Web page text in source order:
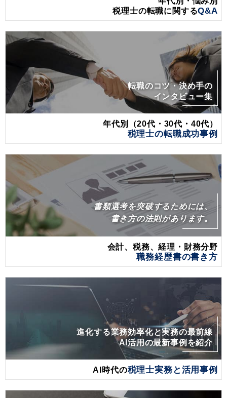
税理士の転職に関するQ&A
転職のコツ・決め手の
インタビュー集
年代別（20代・30代・40代）
税理士の転職成功事例
書類選考を突破するためには、
書き方の法則があります。
会計、税務、経理・財務分野
職務経歴書の書き方
進化する業務効率化と実務の最前線
AI活用の最新事例を紹介
AI時代の税理士実務と活用事例